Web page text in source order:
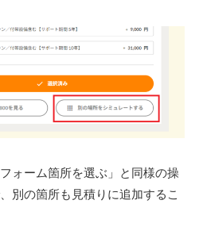
ォーム箇所を選ぶ」と同様の操
別の箇所も見積りに追加するこ